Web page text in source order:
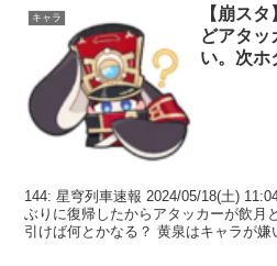
キャラ
【崩ス
どアタッ
い。次ホ
144: 星穹列車速報 2024/05/18(土)
ぶりに復帰したからアタッカーが飲月
引けば何とかなる？ 黄泉はキャラが嫌